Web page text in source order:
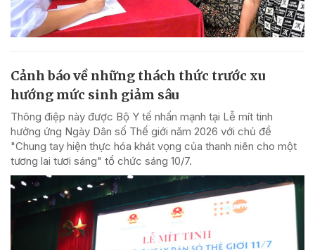
Cảnh báo về những thách thức trước xu
hướng mức sinh giảm sâu
Thông điệp này được Bộ Y tế nhấn mạnh tại Lễ mít tinh
hưởng ứng Ngày Dân số Thế giới năm 2026 với chủ đề
"Chung tay hiện thực hóa khát vọng của thanh niên cho một
tương lai tươi sáng" tổ chức sáng 10/7.